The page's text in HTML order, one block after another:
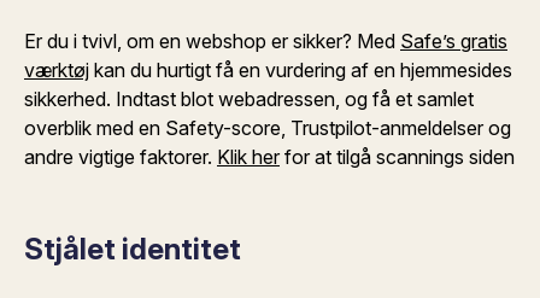
Er du i tvivl, om en webshop er sikker? Med Safe’s gratis
værktøj kan du hurtigt få en vurdering af en hjemmesides
sikkerhed. Indtast blot webadressen, og få et samlet
overblik med en Safety-score, Trustpilot-anmeldelser og
andre vigtige faktorer. Klik her for at tilgå scannings siden
Stjålet identitet